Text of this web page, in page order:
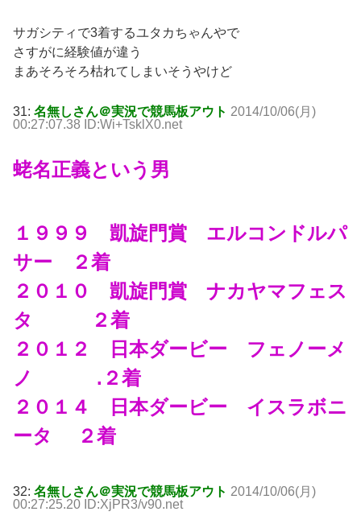
サガシティで3着するユタカちゃんやで
さすがに経験値が違う
まあそろそろ枯れてしまいそうやけど
31: 名無しさん＠実況で競馬板アウト 2014/10/06(月)
00:27:07.38 ID:Wi+TsklX0.net
蛯名正義という男
１９９９ 凱旋門賞 エルコンドルパ
サー ２着
２０１０ 凱旋門賞 ナカヤマフェス
タ ２着
２０１２ 日本ダービー フェノーメ
ノ .２着
２０１４ 日本ダービー イスラボニ
ータ ２着
32: 名無しさん＠実況で競馬板アウト 2014/10/06(月)
00:27:25.20 ID:XjPR3/v90.net